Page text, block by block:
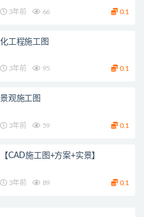
3年前 66 0.1
工程施工图
3年前 95 0.1
观施工图
3年前 59 0.1
CAD施工图+方案+实景】
3年前 89 0.1